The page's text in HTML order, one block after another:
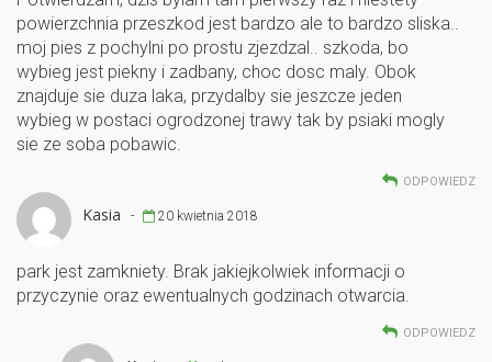
powierzchnia przeszkod jest bardzo ale to bardzo sliska..
moj pies z pochylni po prostu zjezdzal.. szkoda, bo
wybieg jest piekny i zadbany, choc dosc maly. Obok
znajduje sie duza laka, przydalby sie jeszcze jeden
wybieg w postaci ogrodzonej trawy tak by psiaki mogly
sie ze soba pobawic.
ODPOWIEDZ
Kasia - 20 kwietnia 2018
park jest zamkniety. Brak jakiejkolwiek informacji o
przyczynie oraz ewentualnych godzinach otwarcia.
ODPOWIEDZ